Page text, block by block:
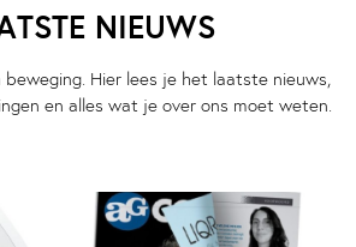
NIEUWS
Hier lees je het laatste nieuws,
en alles wat je over ons moet weten.